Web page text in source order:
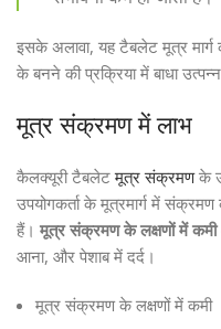
इसके अलावा, यह टैबलेट मूत्र
के बनने की प्रक्रिया में बाधा उत्पन्न
मूत्र संक्रमण में लाभ
कैलक्यूरी टैबलेटमूत्र संक्रमणके
उपयोगकर्ता के मूत्रमार्ग में
हैं। मूत्र संक्रमण के लक्षणों में कमी
आना, और पेशाब में दर्द।
मूत्र संक्रमण के लक्षणों में कमी